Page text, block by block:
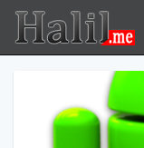
Halil.me